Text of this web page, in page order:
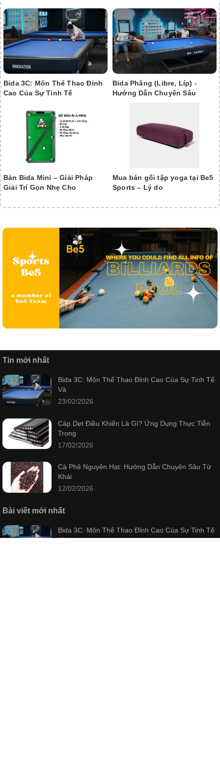
Bida 3C: Môn Thể Thao Đỉnh
Cao Của Sự Tinh Tế
Bida Phăng (Libre, Líp) -
Hướng Dẫn Chuyên Sâu
Bàn Bida Mini – Giải Pháp
Giải Trí Gọn Nhẹ Cho
Mua bán gối tập yoga tại Be5
Sports – Lý do
Tin mới nhất
Bida 3C: Môn Thể Thao Đỉnh Cao Của Sự Tinh Tế
Và
23/02/2026
Cáp Dẹt Điều Khiển Là Gì? Ứng Dụng Thực Tiễn
Trong
17/02/2026
Cà Phê Nguyên Hạt: Hướng Dẫn Chuyên Sâu Từ
Khái
12/02/2026
Bài viết mới nhất
Bida 3C: Môn Thể Thao Đỉnh Cao Của Sự Tinh Tế
Và